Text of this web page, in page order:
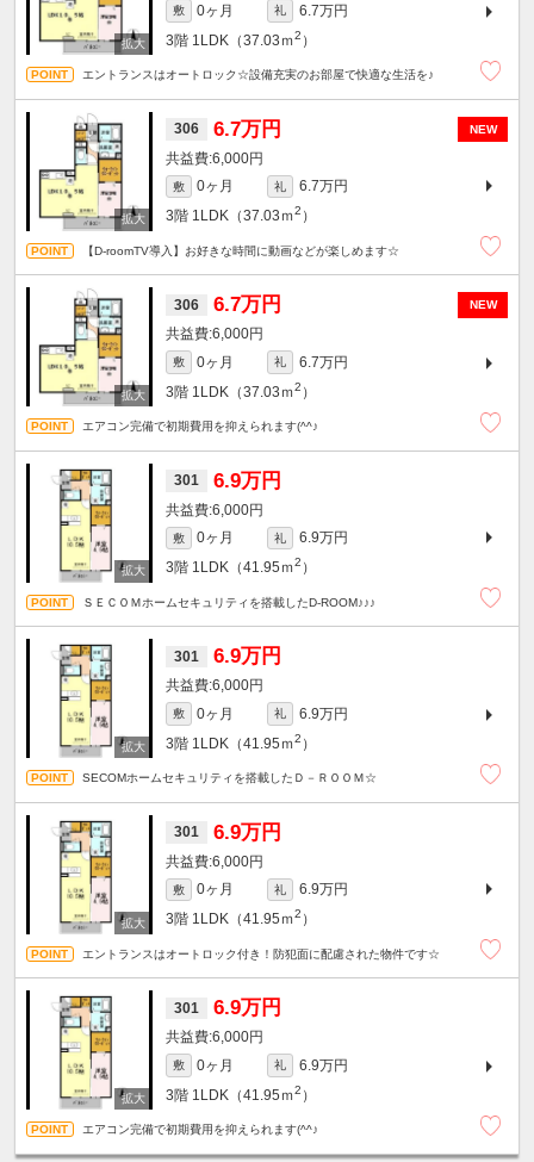
敷 0ヶ月 礼
6.7万円
3階 1LDK（37.03ｍ2 ）
エントランスはオートロック☆設備充実のお部屋で快適な生活を♪
NEW
306 6.7万円
6,000円
敷 0ヶ月 礼
6.7万円
3階 1LDK（37.03ｍ2 ）
【D-roomTV導入】お好きな時間に動画などが楽しめます☆
NEW
306 6.7万円
6,000円
敷 0ヶ月 礼
6.7万円
3階 1LDK（37.03ｍ2 ）
エアコン完備で初期費用を抑えられます(^^♪
301 6.9万円
6,000円
敷 0ヶ月 礼
6.9万円
3階 1LDK（41.95ｍ2 ）
ＳＥＣＯＭホームセキュリティを搭載したD-ROOM♪♪♪
301 6.9万円
6,000円
敷 0ヶ月 礼
6.9万円
3階 1LDK（41.95ｍ2 ）
SECOMホームセキュリティを搭載したＤ－ＲＯＯＭ☆
301 6.9万円
6,000円
敷 0ヶ月 礼
6.9万円
3階 1LDK（41.95ｍ2 ）
エントランスはオートロック付き！防犯面に配慮された物件です☆
301 6.9万円
6,000円
敷 0ヶ月 礼
6.9万円
3階 1LDK（41.95ｍ2 ）
エアコン完備で初期費用を抑えられます(^^♪